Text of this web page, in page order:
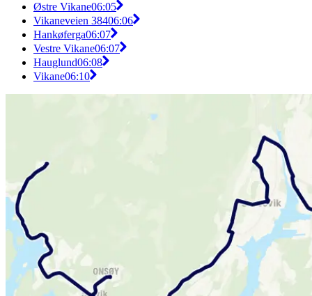
Østre Vikane06:05
Vikaneveien 38406:06
Hankøferga06:07
Vestre Vikane06:07
Hauglund06:08
Vikane06:10